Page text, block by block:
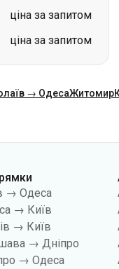
→ ОдесаЖитомир
→ Дніпро
→ Одеса
→ Львів